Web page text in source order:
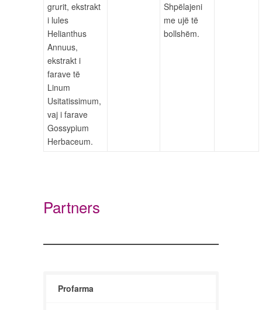
grurit, ekstrakt
i lules
Helianthus
Annuus,
ekstrakt i
farave të
Linum
Usitatissimum,
vaj i farave
Gossypium
Herbaceum.
Shpëlajeni
me ujë të
bollshëm.
Partners
Profarma